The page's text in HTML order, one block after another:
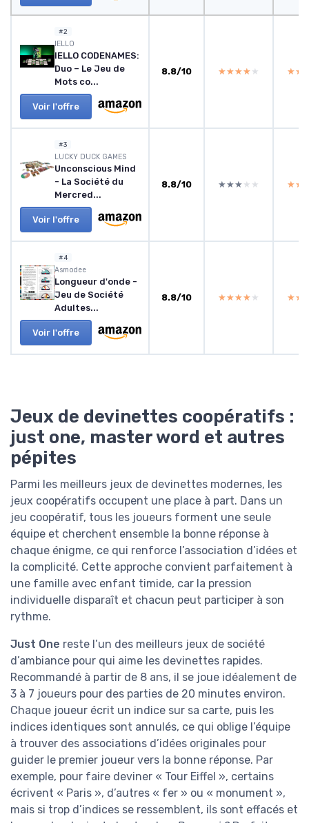
#2
IELLO
IELLO CODENAMES:
Duo – Le Jeu de
Mots co...
Voir l'offre
8.8/10 ★★★★★
★★★★★
#3
LUCKY DUCK GAMES
Unconscious Mind
- La Société du
Mercred...
Voir l'offre
8.8/10 ★★★★★
★★★★★
#4
Asmodee
Longueur d'onde -
Jeu de Société
Adultes...
Voir l'offre
8.8/10 ★★★★★
★★★★★
Jeux de devinettes coopératifs :
just one, master word et autres
pépites
Parmi les meilleurs jeux de devinettes modernes, les
jeux coopératifs occupent une place à part. Dans un
jeu coopératif, tous les joueurs forment une seule
équipe et cherchent ensemble la bonne réponse à
chaque énigme, ce qui renforce l’association d’idées et
la complicité. Cette approche convient parfaitement à
une famille avec enfant timide, car la pression
individuelle disparaît et chacun peut participer à son
rythme.
Just One reste l’un des meilleurs jeux de société
d’ambiance pour qui aime les devinettes rapides.
Recommandé à partir de 8 ans, il se joue idéalement de
3 à 7 joueurs pour des parties de 20 minutes environ.
Chaque joueur écrit un indice sur sa carte, puis les
indices identiques sont annulés, ce qui oblige l’équipe
à trouver des associations d’idées originales pour
guider le premier joueur vers la bonne réponse. Par
exemple, pour faire deviner « Tour Eiffel », certains
écrivent « Paris », d’autres « fer » ou « monument »,
mais si trop d’indices se ressemblent, ils sont effacés et